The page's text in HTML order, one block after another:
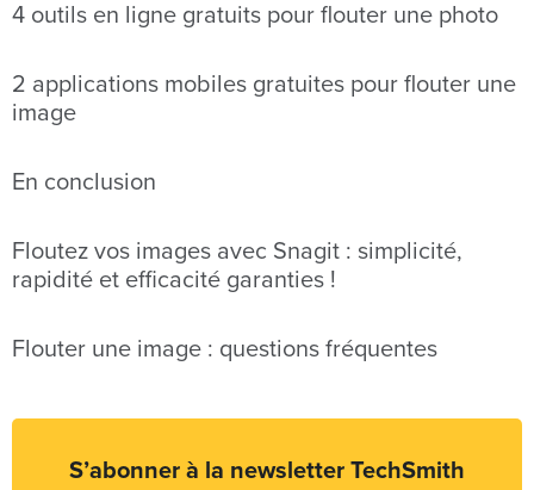
4 outils en ligne gratuits pour flouter une photo
2 applications mobiles gratuites pour flouter une
image
En conclusion
Floutez vos images avec Snagit : simplicité,
rapidité et efficacité garanties !
Flouter une image : questions fréquentes
S’abonner à la newsletter TechSmith